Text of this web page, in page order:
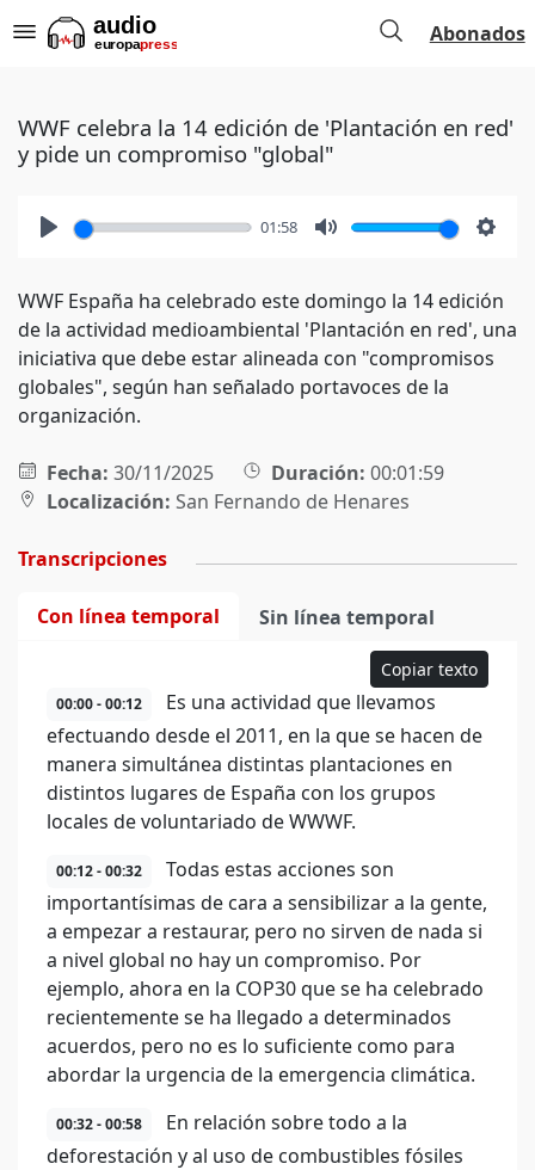
Abonados
WWF celebra la 14 edición de 'Plantación en red'
y pide un compromiso "global"
01:58
WWF España ha celebrado este domingo la 14 edición
de la actividad medioambiental 'Plantación en red', una
iniciativa que debe estar alineada con "compromisos
globales", según han señalado portavoces de la
organización.
Fecha: 30/11/2025 Duración: 00:01:59
Localización: San Fernando de Henares
Transcripciones
Con línea temporal Sin línea temporal
Copiar texto
00:00 - 00:12
Es una actividad que llevamos
efectuando desde el 2011, en la que se hacen de
manera simultánea distintas plantaciones en
distintos lugares de España con los grupos
locales de voluntariado de WWWF.
00:12 - 00:32
Todas estas acciones son
importantísimas de cara a sensibilizar a la gente,
a empezar a restaurar, pero no sirven de nada si
a nivel global no hay un compromiso. Por
ejemplo, ahora en la COP30 que se ha celebrado
recientemente se ha llegado a determinados
acuerdos, pero no es lo suficiente como para
abordar la urgencia de la emergencia climática.
00:32 - 00:58
En relación sobre todo a la
deforestación y al uso de combustibles fósiles